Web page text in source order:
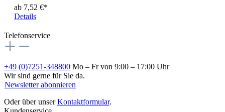
ab 7,52 €*
Details
Telefonservice
+49 (0)7251-348800 Mo – Fr von 9:00 – 17:00 Uhr
Wir sind gerne für Sie da.
Newsletter abonnieren
Oder über unserKontaktformular.